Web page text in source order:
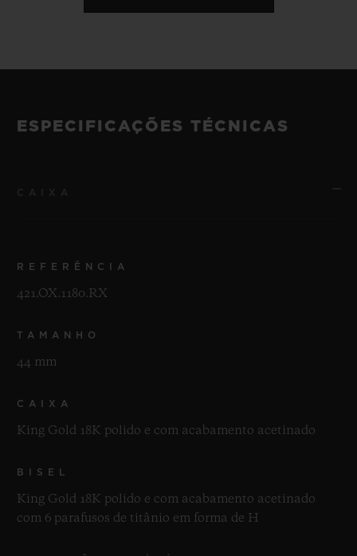
ESPECIFICAÇÕES TÉCNICAS
REFERÊNCIA
421.OX.1180.RX
TAMANHO
44 mm
CAIXA
King Gold 18K polido e com acabamento acetinado
BISEL
King Gold 18K polido e com acabamento acetinado
com 6 parafusos de titânio em forma de H